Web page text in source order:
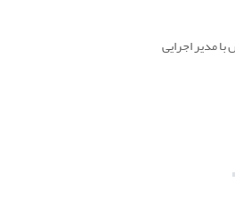
مدیر اجرایی